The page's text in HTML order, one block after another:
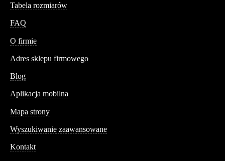
Tabela rozmiarów
FAQ
O firmie
Adres sklepu firmowego
Blog
Aplikacja mobilna
Mapa strony
Wyszukiwanie zaawansowane
Kontakt